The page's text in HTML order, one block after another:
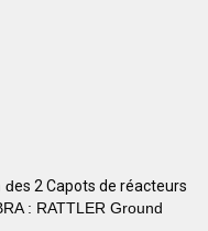
des 2 Capots de réacteurs
: RATTLER Ground